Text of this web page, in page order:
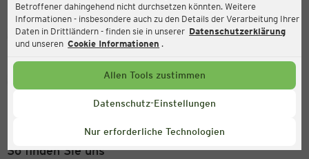
Betroffener dahingehend nicht durchsetzen könnten. Weitere
Informationen - insbesondere auch zu den Details der Verarbeitung Ihrer
Daten in Drittländern - finden sie in unserer Datenschutzerklärung
und unseren Cookie Informationen .
Allen Tools zustimmen
Datenschutz-Einstellungen
Nur erforderliche Technologien
Aktuell:
Geschlossen
Service Hotline
+49 (0) 2546 / 98 999 98
So finden Sie uns